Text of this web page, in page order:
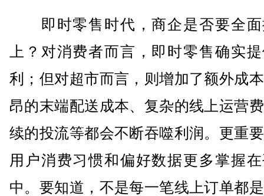
即时零售时代，商企是否要全面
上？对消费者而言，即时零售确实
利；但对超市而言，则增加了额外成
昂的末端配送成本、复杂的线上运营
续的投流等都会不断吞噬利润。更重
用户消费习惯和偏好数据更多掌握
中。要知道，不是每一笔线上订单都